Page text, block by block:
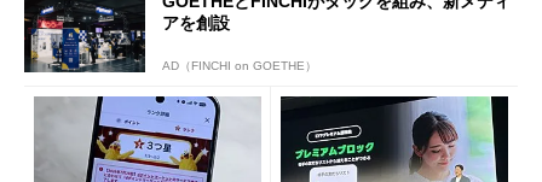
アを創設
AD（FINCHI on GOETHE）